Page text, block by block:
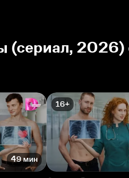
(сериал, 2026)
49 мин
16+